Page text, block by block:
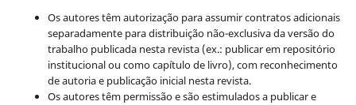
Os autores têm autorização para assumir contratos adicionais
separadamente para distribuição não-exclusiva da versão do
trabalho publicada nesta revista (ex.: publicar em repositório
institucional ou como capítulo de livro), com reconhecimento
de autoria e publicação inicial nesta revista.
Os autores têm permissão e são estimulados a publicar e